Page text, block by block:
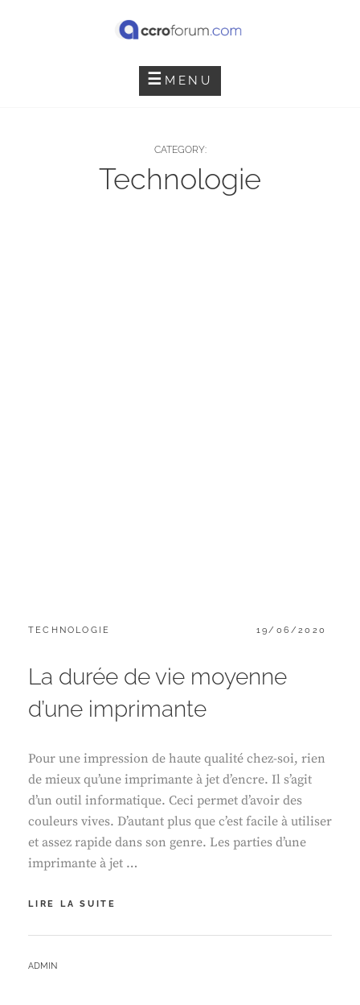
ACCRO FORUM
MENU
CATEGORY:
Technologie
CATEGORIES:
TECHNOLOGIE
POSTED
19/06/2020
La durée de vie moyenne
d’une imprimante
Pour une impression de haute qualité chez-soi, rien
de mieux qu’une imprimante à jet d’encre. Il s’agit
d’un outil informatique. Ceci permet d’avoir des
couleurs vives. D’autant plus que c’est facile à utiliser
et assez rapide dans son genre. Les parties d’une
imprimante à jet …
LIRE LA SUITE
DE
BY
ADMIN